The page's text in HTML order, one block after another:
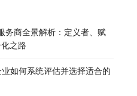
务商全景解析：定义者、赋
之路
如何系统评估并选择适合的